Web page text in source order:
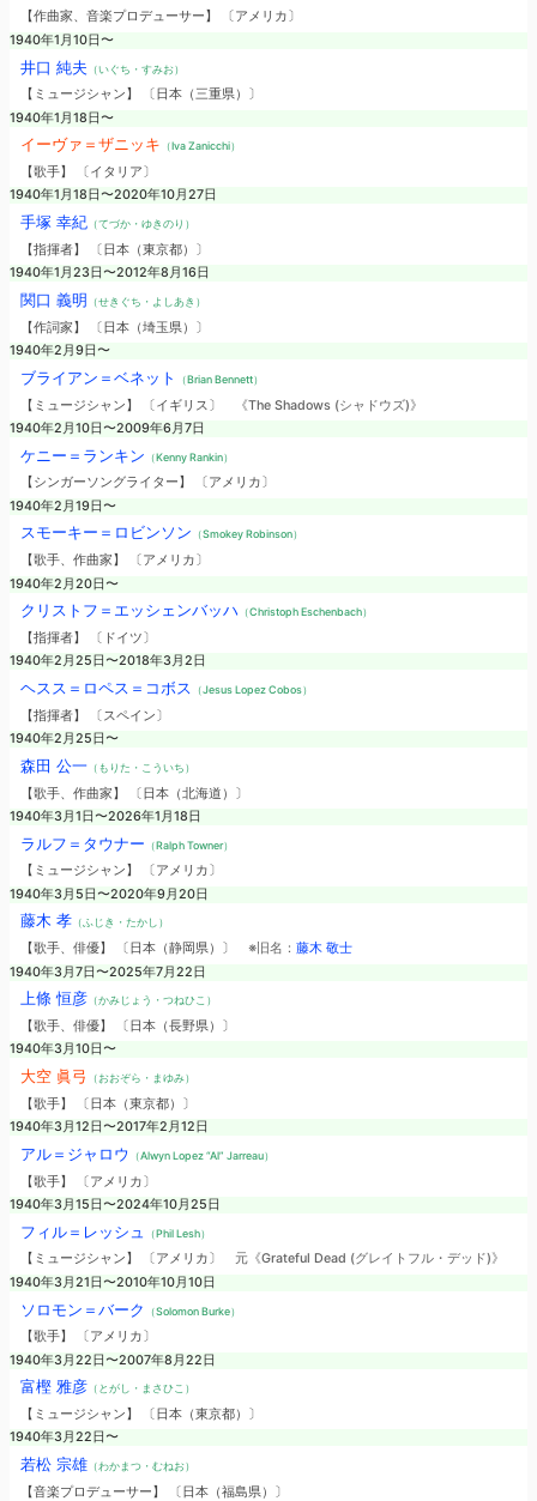
【作曲家、音楽プロデューサー】 〔アメリカ〕
1940年1月10日〜
井口 純夫 （いぐち・すみお）
【ミュージシャン】 〔日本（三重県）〕
1940年1月18日〜
イーヴァ＝ザニッキ （Iva Zanicchi）
【歌手】 〔イタリア〕
1940年1月18日〜2020年10月27日
手塚 幸紀（てづか・ゆきのり）
【指揮者】 〔日本（東京都）〕
1940年1月23日〜2012年8月16日
関口 義明 （せきぐち・よしあき）
【作詞家】 〔日本（埼玉県）〕
1940年2月9日〜
ブライアン＝ベネット （Brian Bennett）
【ミュージシャン】 〔イギリス〕
《The Shadows (シャドウズ)》
1940年2月10日〜2009年6月7日
ケニー＝ランキン （Kenny Rankin）
【シンガーソングライター】 〔アメリカ〕
1940年2月19日〜
スモーキー＝ロビンソン （Smokey Robinson）
【歌手、作曲家】 〔アメリカ〕
1940年2月20日〜
クリストフ＝エッシェンバッハ （Christoph Eschenbach）
【指揮者】 〔ドイツ〕
1940年2月25日〜2018年3月2日
ヘスス＝ロペス＝コボス （Jesus Lopez Cobos）
【指揮者】 〔スペイン〕
1940年2月25日〜
森田 公一（もりた・こういち）
【歌手、作曲家】 〔日本（北海道）〕
1940年3月1日〜2026年1月18日
ラルフ＝タウナー （Ralph Towner）
【ミュージシャン】 〔アメリカ〕
1940年3月5日〜2020年9月20日
藤木 孝（ふじき・たかし）
【歌手、俳優】 〔日本（静岡県）〕 ※旧名： 藤木 敬士
1940年3月7日〜2025年7月22日
上條 恒彦（かみじょう・つねひこ）
【歌手、俳優】 〔日本（長野県）〕
1940年3月10日〜
大空 眞弓 （おおぞら・まゆみ）
【歌手】 〔日本（東京都）〕
1940年3月12日〜2017年2月12日
アル＝ジャロウ （Alwyn Lopez “Al” Jarreau）
【歌手】 〔アメリカ〕
1940年3月15日〜2024年10月25日
フィル＝レッシュ （Phil Lesh）
【ミュージシャン】 〔アメリカ〕 元《Grateful Dead (グレイトフル・デッド)》
1940年3月21日〜2010年10月10日
ソロモン＝バーク （Solomon Burke）
【歌手】 〔アメリカ〕
1940年3月22日〜2007年8月22日
富樫 雅彦（とがし・まさひこ）
【ミュージシャン】 〔日本（東京都）〕
1940年3月22日〜
若松 宗雄（わかまつ・むねお）
【音楽プロデューサー】 〔日本（福島県）〕